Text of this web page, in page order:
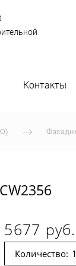
Контакты
5677 руб.
Количество: